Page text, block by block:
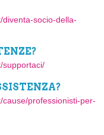
socio-della-
supportaci/
professionisti-per-